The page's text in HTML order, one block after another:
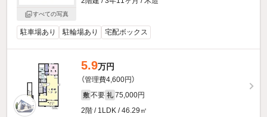
すべての写真
駐車場あり 駐輪場あり 宅配ボックス
5.9万円
（管理費4,600円）
敷 不要 礼 75,000円
2階 / 1LDK / 46.29㎡